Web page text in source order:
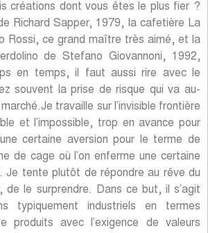
créations dont vous êtes le plus fier ?
Richard Sapper, 1979, la cafetière La
Rossi, ce grand maître très aimé, et la
de Stefano Giovannoni, 1992,
en temps, il faut aussi rire avec le
souvent la prise de risque qui va au-
travaille sur l’invisible frontière
et l’impossible, trop en avance pour
certaine aversion pour le terme de
de cage où l’on enferme une certaine
Je tente plutôt de répondre au rêve du
de le surprendre. Dans ce but, il s’agit
typiquement industriels en termes
produits avec l’exigence de valeurs